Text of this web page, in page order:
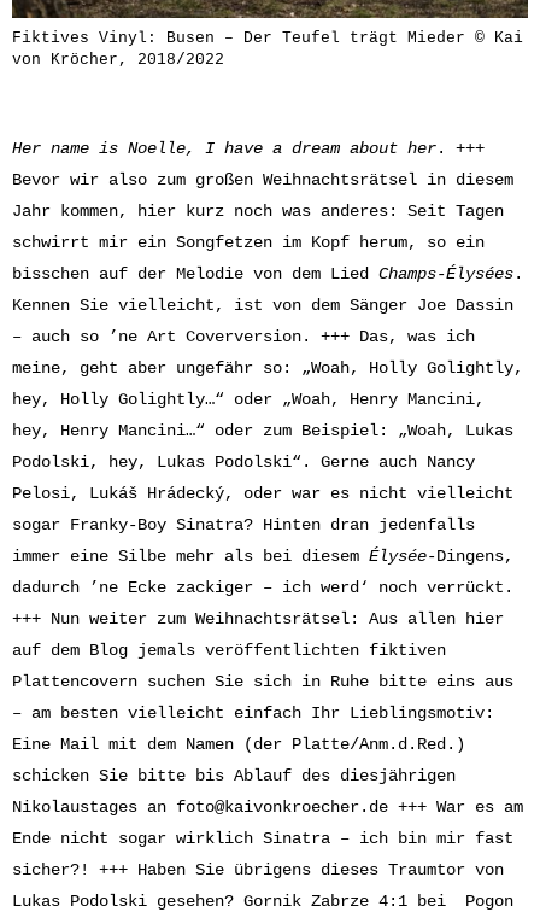
Fiktives Vinyl: Busen – Der Teufel trägt Mieder © Kai
von Kröcher, 2018/2022
Her name is Noelle, I have a dream about her. +++
Bevor wir also zum großen Weihnachtsrätsel in diesem
Jahr kommen, hier kurz noch was anderes: Seit Tagen
schwirrt mir ein Songfetzen im Kopf herum, so ein
bisschen auf der Melodie von dem Lied Champs-Élysées.
Kennen Sie vielleicht, ist von dem Sänger Joe Dassin
– auch so ’ne Art Coverversion. +++ Das, was ich
meine, geht aber ungefähr so: „Woah, Holly Golightly,
hey, Holly Golightly…“ oder „Woah, Henry Mancini,
hey, Henry Mancini…“ oder zum Beispiel: „Woah, Lukas
Podolski, hey, Lukas Podolski“. Gerne auch Nancy
Pelosi, Lukáš Hrádecký, oder war es nicht vielleicht
sogar Franky-Boy Sinatra? Hinten dran jedenfalls
immer eine Silbe mehr als bei diesem Élysée-Dingens,
dadurch ’ne Ecke zackiger – ich werd‘ noch verrückt.
+++ Nun weiter zum Weihnachtsrätsel: Aus allen hier
auf dem Blog jemals veröffentlichten fiktiven
Plattencovern suchen Sie sich in Ruhe bitte eins aus
– am besten vielleicht einfach Ihr Lieblingsmotiv:
Eine Mail mit dem Namen (der Platte/Anm.d.Red.)
schicken Sie bitte bis Ablauf des diesjährigen
Nikolaustages an foto@kaivonkroecher.de +++ War es am
Ende nicht sogar wirklich Sinatra – ich bin mir fast
sicher?! +++ Haben Sie übrigens dieses Traumtor von
Lukas Podolski gesehen? Gornik Zabrze 4:1 bei Pogon